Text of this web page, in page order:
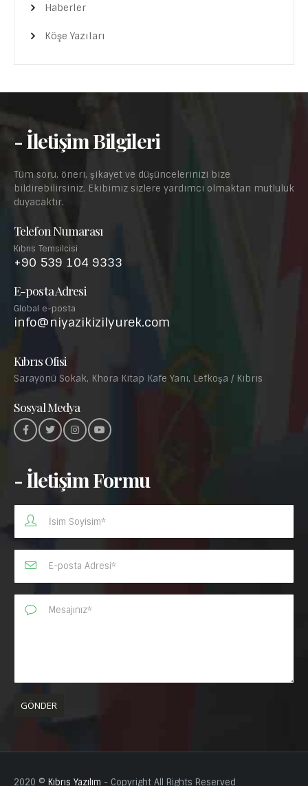
Haberler
Köşe Yazıları
- İletişim Bilgileri
Tüm soru, öneri, şikayet ve düşüncelerinizi bize
bildirebilirsiniz. Ekibimiz sizlere yardımcı olmaktan mutluluk
duyacaktır.
Telefon Numarası
Kıbrıs Temsilcisi
+90 539 104 9333
E-posta Adresi
Global e-posta
info@niyazikizilyurek.com
Kıbrıs Ofisi
Sarayönü Sokak, Khora Kitap Kafe Yanı, Lefkoşa / Kıbrıs
Sosyal Medya
- İletişim Formu
2020 © Kıbrıs Yazılım - Copyright All Rights Reserved